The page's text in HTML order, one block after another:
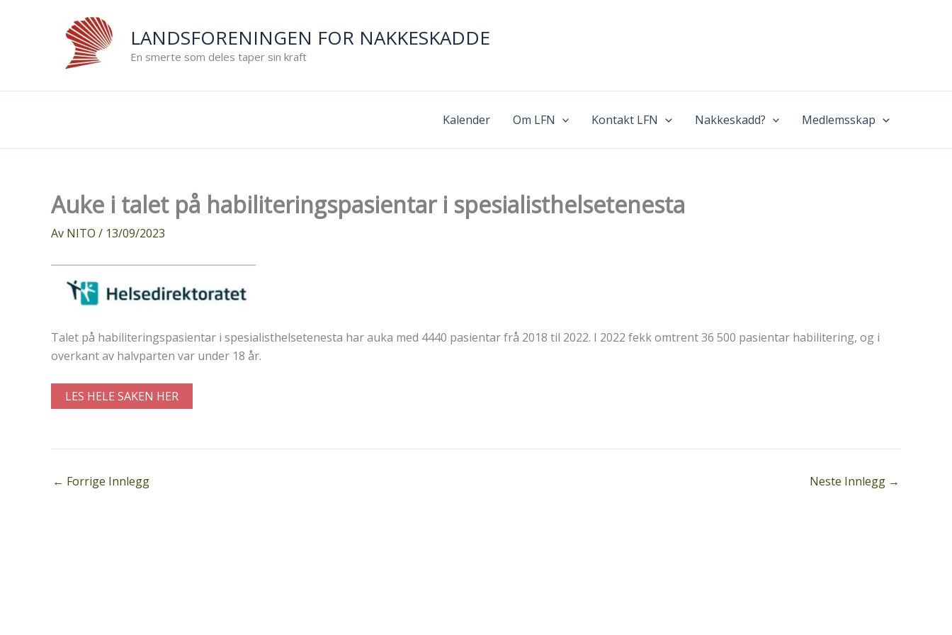
LANDSFORENINGEN FOR NAKKESKADDE
En smerte som deles taper sin kraft
Kalender Om LFN Kontakt LFN Nakkeskadd? Medlemsskap
Auke i talet på habiliteringspasientar i spesialisthelsetenesta
Av NITO / 13/09/2023
Talet på habiliteringspasientar i spesialisthelsetenesta har auka med 4440 pasientar frå 2018 til 2022. I 2022 fekk omtrent 36 500 pasientar habilitering, og i
overkant av halvparten var under 18 år.
LES HELE SAKEN HER
← Forrige Innlegg Neste Innlegg →